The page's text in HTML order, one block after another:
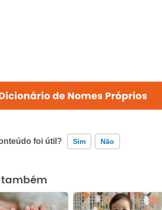
foi útil? Sim Não
conteúdo contém informação incorreta
conteúdo não tem a informação que procuro